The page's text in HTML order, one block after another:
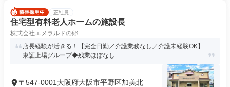
正社員
住宅型有料老人ホームの施設長
株式会社エメラルドの郷
店長経験が活きる！【完全日勤／介護業務なし／介護未経験OK】
東証上場グループ◆残業ほぼなし...
〒547-0001大阪府大阪市平野区加美北